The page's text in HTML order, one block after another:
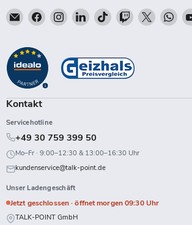
Email
Talk-
Finden
Sie
auf
Facebook
Finden
Sie
auf
Instagram
Finden
Sie
auf
LinkedIn
Finden
Sie
auf
TikTok
Finden
Sie
Twitch
Finden
Sie
Sie
Kontakt
Servicehotline
+49 30 759 399 50
Mo–Fr · 9:00–12:30 & 13:00–16:30 Uhr
kundenservice@talk-point.de
Unser Ladengeschäft
Jetzt geschlossen · öffnet morgen 09:30 Uhr
TALK-POINT GmbH